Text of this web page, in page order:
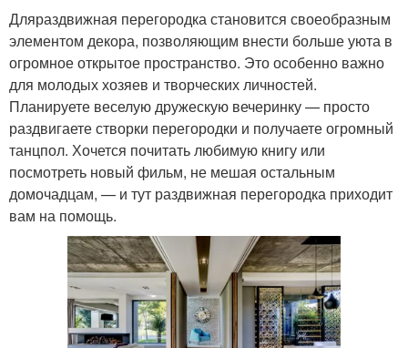
Дляраздвижная перегородка становится своеобразным
элементом декора, позволяющим внести больше уюта в
огромное открытое пространство. Это особенно важно
для молодых хозяев и творческих личностей.
Планируете веселую дружескую вечеринку — просто
раздвигаете створки перегородки и получаете огромный
танцпол. Хочется почитать любимую книгу или
посмотреть новый фильм, не мешая остальным
домочадцам, — и тут раздвижная перегородка приходит
вам на помощь.